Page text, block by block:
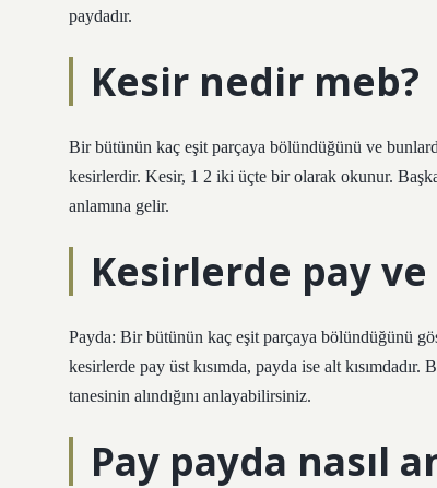
paydadır.
Kesir nedir meb?
Bir bütünün kaç eşit parçaya bölündüğünü ve
kesirlerdir. Kesir, 1 2 iki üçte bir olarak okunur.
anlamına gelir.
Kesirlerde pay
Payda: Bir bütünün kaç eşit parçaya bölündüğünü
kesirlerde pay üst kısımda, payda ise alt
tanesinin alındığını anlayabilirsiniz.
Pay payda nasıl